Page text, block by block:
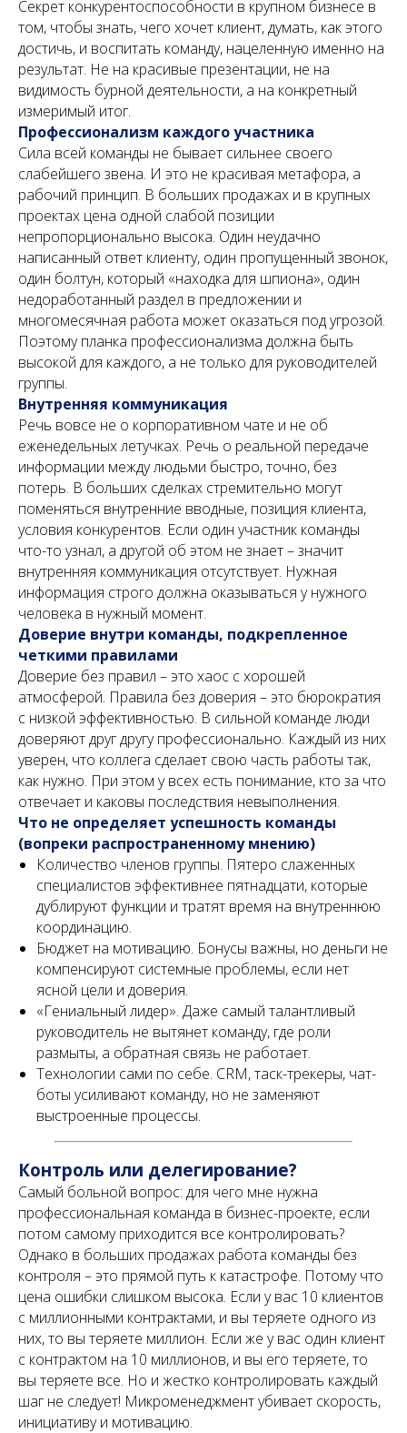
Секрет конкурентоспособности в крупном бизнесе в
том, чтобы знать, чего хочет клиент, думать, как этого
достичь, и воспитать команду, нацеленную именно на
результат. Не на красивые презентации, не на
видимость бурной деятельности, а на конкретный
измеримый итог.
Профессионализм каждого участника
Сила всей команды не бывает сильнее своего
слабейшего звена. И это не красивая метафора, а
рабочий принцип. В больших продажах и в крупных
проектах цена одной слабой позиции
непропорционально высока. Один неудачно
написанный ответ клиенту, один пропущенный звонок,
один болтун, который «находка для шпиона», один
недоработанный раздел в предложении и
многомесячная работа может оказаться под угрозой.
Поэтому планка профессионализма должна быть
высокой для каждого, а не только для руководителей
группы.
Внутренняя коммуникация
Речь вовсе не о корпоративном чате и не об
еженедельных летучках. Речь о реальной передаче
информации между людьми быстро, точно, без
потерь. В больших сделках стремительно могут
поменяться внутренние вводные, позиция клиента,
условия конкурентов. Если один участник команды
что-то узнал, а другой об этом не знает – значит
внутренняя коммуникация отсутствует. Нужная
информация строго должна оказываться у нужного
человека в нужный момент.
Доверие внутри команды, подкрепленное
четкими правилами
Доверие без правил – это хаос с хорошей
атмосферой. Правила без доверия – это бюрократия
с низкой эффективностью. В сильной команде люди
доверяют друг другу профессионально. Каждый из них
уверен, что коллега сделает свою часть работы так,
как нужно. При этом у всех есть понимание, кто за что
отвечает и каковы последствия невыполнения.
Что не определяет успешность команды
(вопреки распространенному мнению)
Количество членов группы. Пятеро слаженных
специалистов эффективнее пятнадцати, которые
дублируют функции и тратят время на внутреннюю
координацию.
Бюджет на мотивацию. Бонусы важны, но деньги не
компенсируют системные проблемы, если нет
ясной цели и доверия.
«Гениальный лидер». Даже самый талантливый
руководитель не вытянет команду, где роли
размыты, а обратная связь не работает.
Технологии сами по себе. CRM, таск-трекеры, чат-
боты усиливают команду, но не заменяют
выстроенные процессы.
Контроль или делегирование?
Самый больной вопрос: для чего мне нужна
профессиональная команда в бизнес-проекте, если
потом самому приходится все контролировать?
Однако в больших продажах работа команды без
контроля – это прямой путь к катастрофе. Потому что
цена ошибки слишком высока. Если у вас 10 клиентов
с миллионными контрактами, и вы теряете одного из
них, то вы теряете миллион. Если же у вас один клиент
с контрактом на 10 миллионов, и вы его теряете, то
вы теряете все. Но и жестко контролировать каждый
шаг не следует! Микроменеджмент убивает скорость,
инициативу и мотивацию.
ДМИТРИЙ CЕНДЕРОВ
Главная
Обо мне
Стратегические сессии
Книги и учебники
Отзывы и рекомендации
Медиа
Политика обработки персональных данных
Meta и Instagram признаны экстремистскими
организациями и запрещены на территории РФ
info@senderov.ru
ЗАДАТЬ ВОПРОС
СЕНДЕРОВ ПРО МАРКЕТИНГ
Заполняя форму, Вы подтверждаете согласие на
обработку персональных данныхлиц из формы в
данных
Отправить